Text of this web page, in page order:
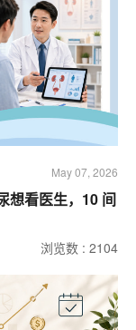
May 07, 2026
想看医生，10 间
浏览数 : 2104